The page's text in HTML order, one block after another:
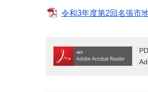
令和3年度第2回名張市